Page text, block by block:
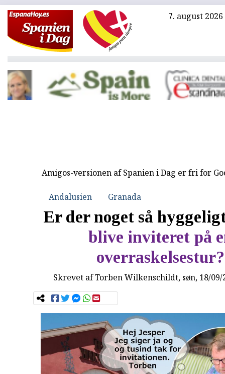
7. august 2026
Amigos-versionen af Spanien i Dag er fri for
Andalusien Granada
Er der noget så
blive inviteret på
overraskelsestur?
Skrevet afTorben Wilkenschildt, søn, 18/